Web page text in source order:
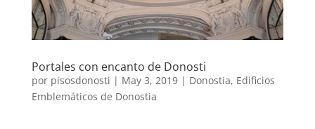
Portales con encanto de Donosti
por pisosdonosti | May 3, 2019| Donostia, Edificios
Emblemáticos de Donostia